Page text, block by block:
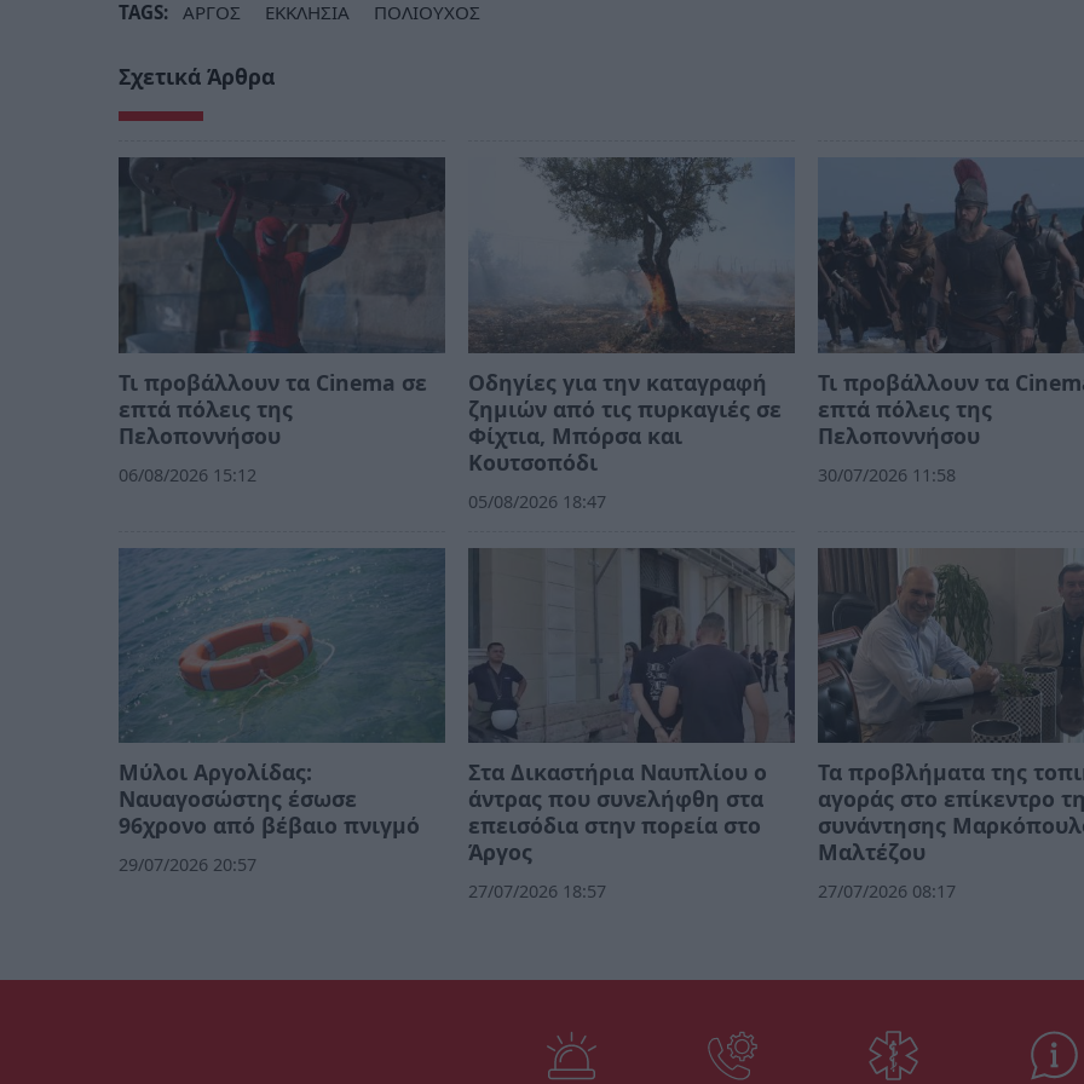
TAGS: ΑΡΓΟΣ ΕΚΚΛΗΣΙΑ ΠΟΛΙΟΥΧΟΣ
Σχετικά Άρθρα
Τι προβάλλουν τα Cinema σε
επτά πόλεις της
Πελοποννήσου
06/08/2026 15:12
Οδηγίες για την καταγραφή
ζημιών από τις πυρκαγιές σε
Φίχτια, Μπόρσα και
Κουτσοπόδι
05/08/2026 18:47
Τι προβάλλουν τα
επτά πόλεις της
Πελοποννήσου
30/07/2026 11:58
Μύλοι Αργολίδας:
Ναυαγοσώστης έσωσε
96χρονο από βέβαιο πνιγμό
29/07/2026 20:57
Στα Δικαστήρια Ναυπλίου ο
άντρας που συνελήφθη στα
επεισόδια στην πορεία στο
Άργος
27/07/2026 18:57
Τα προβλήματα της
αγοράς στο επίκεντρο
συνάντησης
Μαλτέζου
27/07/2026 08:17